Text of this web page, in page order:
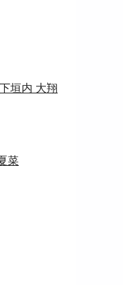
下垣内 大翔
菜